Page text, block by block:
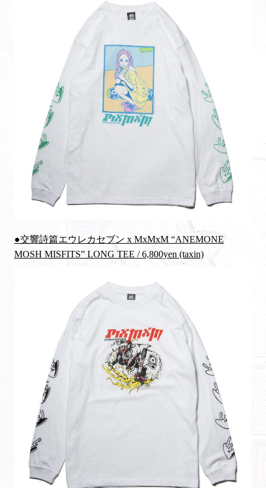
●交響詩篇エウレカセブン x MxMxM “ANEMONE
MOSH MISFITS” LONG TEE / 6,800yen (taxin)